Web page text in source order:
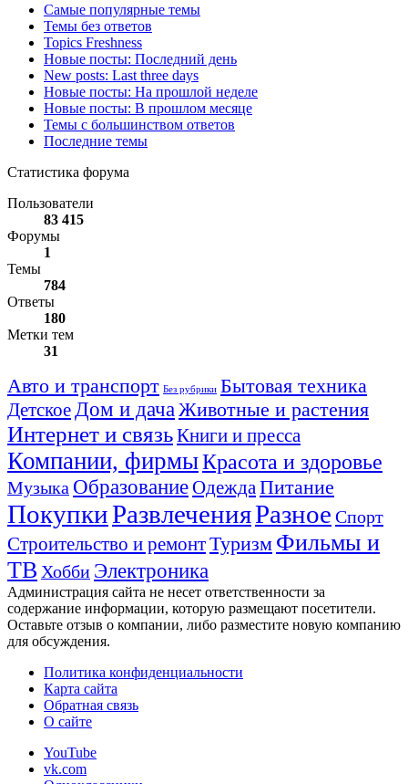
Самые популярные темы
Темы без ответов
Topics Freshness
Новые посты: Последний день
New posts: Last three days
Новые посты: На прошлой неделе
Новые посты: В прошлом месяце
Темы с большинством ответов
Последние темы
Статистика форума
Пользователи
83 415
Форумы
1
Темы
784
Ответы
180
Метки тем
31
Авто и транспорт Без рубрики Бытовая техника
Детское Дом и дача Животные и растения
Интернет и связьКниги и пресса
Компании, фирмыКрасота и здоровье
Музыка ОбразованиеОдеждаПитание
ПокупкиРазвлеченияРазное Спорт
Строительство и ремонтТуризм Фильмы и
ТВ Хобби Электроника
Администрация сайта не несет ответственности за
содержание информации, которую размещают посетители.
Оставьте отзыв о компании, либо разместите новую компанию
для обсуждения.
Политика конфиденциальности
Карта сайта
Обратная связь
О сайте
YouTube
vk.com